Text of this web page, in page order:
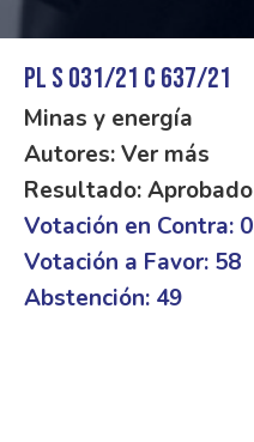
PL S 031/21 C 637/21
Minas y energía
Autores: Ver más
Resultado: Aprobado
Votación en Contra: 0
Votación a Favor: 58
Abstención: 49